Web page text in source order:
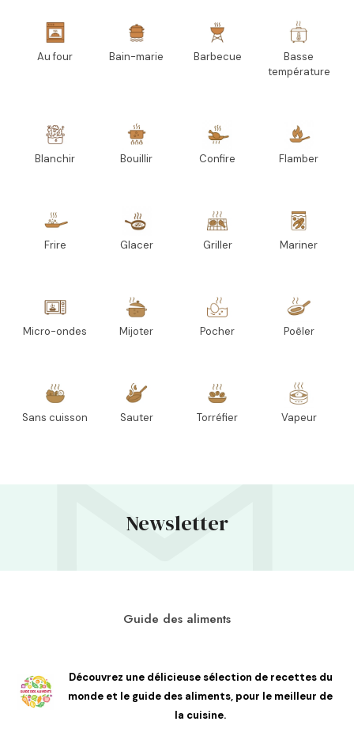
Au four Bain-marie Barbecue
Basse
température
Blanchir Bouillir Confire Flamber
Frire Glacer Griller Mariner
Micro-ondes Mijoter Pocher Poêler
Sans cuisson Sauter Torréfier Vapeur
Newsletter
Guide des aliments
Découvrez une délicieuse sélection de recettes du
monde et le guide des aliments, pour le meilleur de
la cuisine.